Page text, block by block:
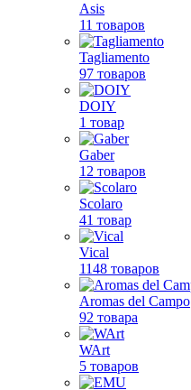
Asis
11 товаров
Tagliamento
97 товаров
DOIY
1 товар
Gaber
12 товаров
Scolaro
41 товар
Vical
1148 товаров
Aromas del Campo
92 товара
WArt
5 товаров